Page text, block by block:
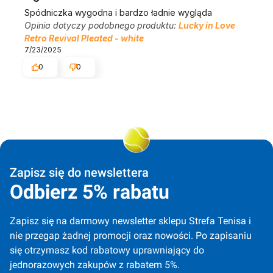
Spódniczka wygodna i bardzo ładnie wygląda
Opinia dotyczy podobnego produktu: Lucky in Love
Retro Revival Pleated - white
7/23/2025
0
0
Zapisz się do newslettera
Odbierz 5% rabatu
Zapisz się na darmowy newsletter sklepu Strefa Tenisa i
nie przegap żadnej promocji oraz nowości. Po zapisaniu
się otrzymasz kod rabatowy uprawniający do
jednorazowych zakupów z rabatem 5%.